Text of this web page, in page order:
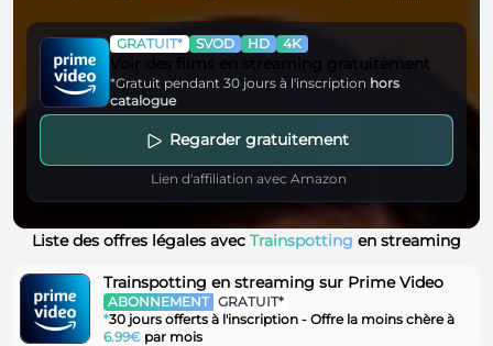
GRATUIT* SVOD HD 4K
Voir des films en streaming gratuitement
*Gratuit pendant 30 jours à l'inscription hors
catalogue
Regarder gratuitement
Lien d'affiliation avec Amazon
Liste des offres légales avec Trainspotting en streaming
Trainspotting en streaming sur Prime Video
ABONNEMENT GRATUIT*
*30 jours offerts à l'inscription - Offre la moins chère à
6.99€ par mois